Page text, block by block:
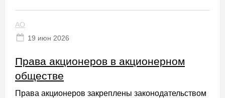
АО
19 июн 2026
Права акционеров в акционерном
обществе
Права акционеров закреплены законодательством